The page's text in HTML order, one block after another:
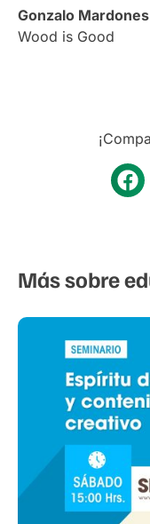
Gonzalo
Wood is Good
Más sobre